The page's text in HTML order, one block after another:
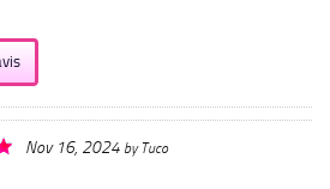
Nov 16, 2024 by Tuco